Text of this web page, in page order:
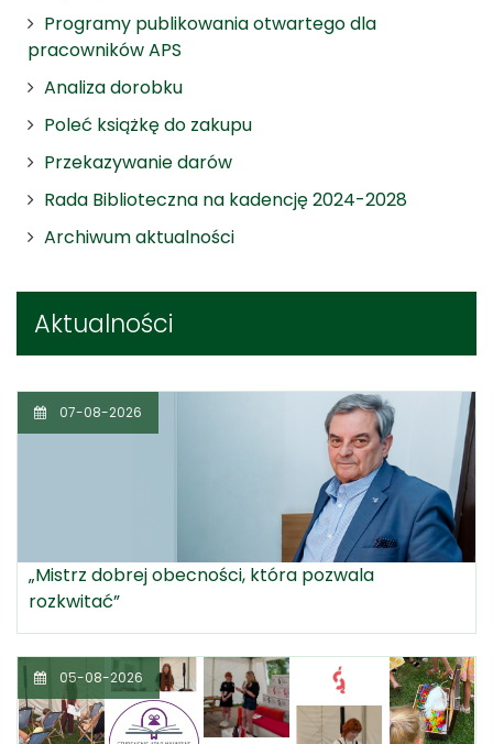
Programy publikowania otwartego dla
pracowników APS
Analiza dorobku
Poleć książkę do zakupu
Przekazywanie darów
Rada Biblioteczna na kadencję 2024-2028
Archiwum aktualności
Aktualności
07-08-2026
„Mistrz dobrej obecności, która pozwala
rozkwitać”
05-08-2026